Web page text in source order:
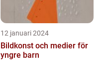
12 januari 2024
Bildkonst och medier för
yngre barn